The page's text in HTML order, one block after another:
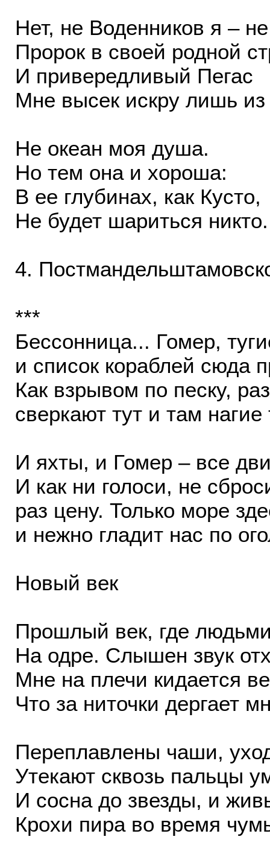
Нет, не Воденников я – не
Пророк в своей родной
И привередливый Пегас
Мне высек искру лишь из
Не океан моя душа.
Но тем она и хороша:
В ее глубинах, как Кусто,
Не будет шариться никто.
4.
***
Бессонница... Гомер,
и список кораблей сюда
Как взрывом по песку,
сверкают тут и там нагие
И яхты, и Гомер – все
И как ни голоси, не
раз цену. Только море
и нежно гладит нас по
Новый век
Прошлый век, где
На одре. Слышен звук
Мне на плечи кидается
Что за ниточки дергает
Переплавлены чаши,
Утекают сквозь пальцы
И сосна до звезды, и
Крохи пира во время